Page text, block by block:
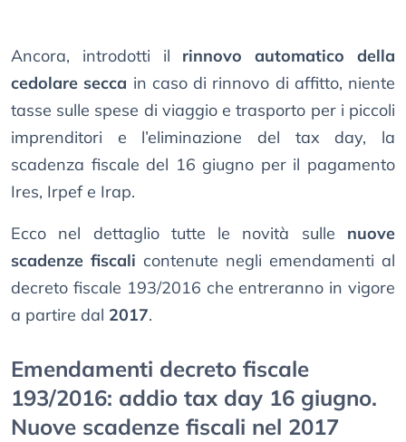
Ancora, introdotti il rinnovo automatico della
cedolare secca in caso di rinnovo di affitto, niente
tasse sulle spese di viaggio e trasporto per i piccoli
imprenditori e l’eliminazione del tax day, la
scadenza fiscale del 16 giugno per il pagamento
Ires, Irpef e Irap.
Ecco nel dettaglio tutte le novità sulle nuove
scadenze fiscali contenute negli emendamenti al
decreto fiscale 193/2016 che entreranno in vigore
a partire dal 2017.
Emendamenti decreto fiscale
193/2016: addio tax day 16 giugno.
Nuove scadenze fiscali nel 2017